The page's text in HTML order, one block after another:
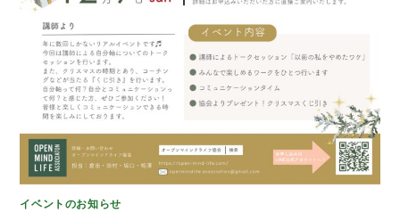
イベントのお知らせ